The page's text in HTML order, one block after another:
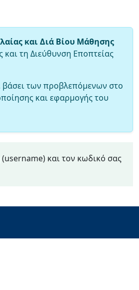
και Διά Βίου Μάθησης
και τη Διεύθυνση Εποπτείας
βάσει των προβλεπόμενων στο
και εφαρμογής του
και τον κωδικό σας